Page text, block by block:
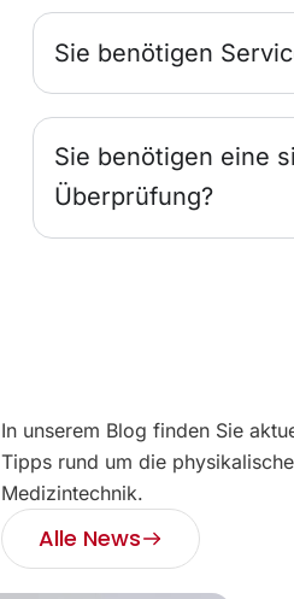
Sie benötigen
Sie benötigen eine
Überprüfung?
In unserem Blog finden Sie
Tipps rund um die
Medizintechnik.
Alle News